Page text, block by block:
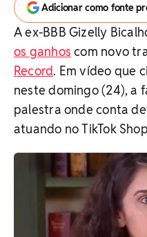
Adicionar como fonte
A ex-BBB Gizelly
os ganhos com novo
Record. Em vídeo que
neste domingo (24), a
palestra onde conta
atuando no TikTok